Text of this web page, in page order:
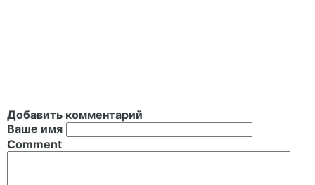
Добавить комментарий
Ваше имя
Comment